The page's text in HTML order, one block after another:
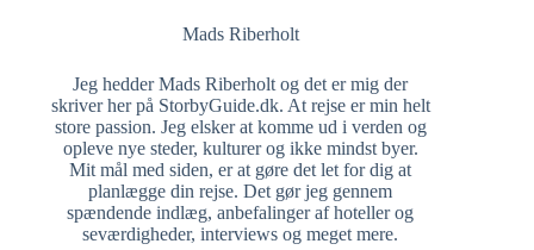
Mads Riberholt
Jeg hedder Mads Riberholt og det er mig der
skriver her på StorbyGuide.dk. At rejse er min helt
store passion. Jeg elsker at komme ud i verden og
opleve nye steder, kulturer og ikke mindst byer.
Mit mål med siden, er at gøre det let for dig at
planlægge din rejse. Det gør jeg gennem
spændende indlæg, anbefalinger af hoteller og
seværdigheder, interviews og meget mere.